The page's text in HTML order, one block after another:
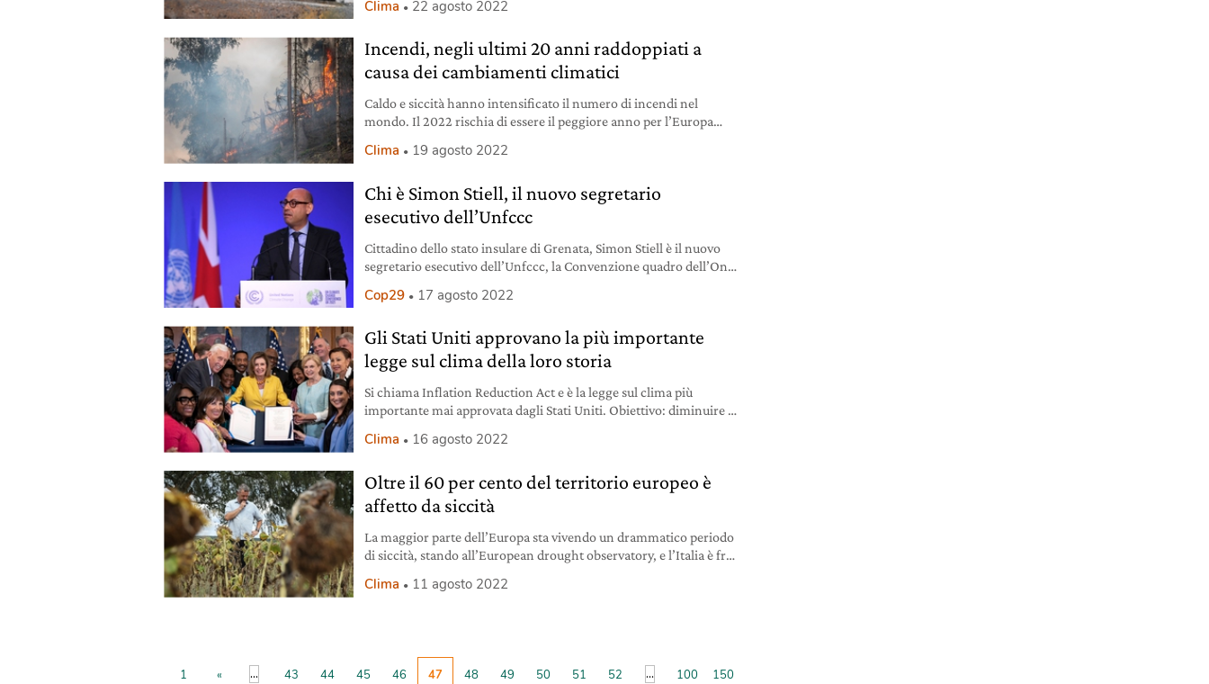
Clima 22 agosto 2022
Incendi, negli ultimi 20 anni raddoppiati a
causa dei cambiamenti climatici
Caldo e siccità hanno intensificato il numero di incendi nel
mondo. Il 2022 rischia di essere il peggiore anno per l’Europa
Clima 19 agosto 2022
Chi è Simon Stiell, il nuovo segretario
esecutivo dell’Unfccc
Cittadino dello stato insulare di Grenata, Simon Stiell è il nuovo
segretario esecutivo dell’Unfccc, la Convenzione quadro dell’Onu
Cop29 17 agosto 2022
Gli Stati Uniti approvano la più importante
legge sul clima della loro storia
Si chiama Inflation Reduction Act e è la legge sul clima più
importante mai approvata dagli Stati Uniti. Obiettivo: diminuire le
Clima 16 agosto 2022
Oltre il 60 per cento del territorio europeo è
affetto da siccità
La maggior parte dell’Europa sta vivendo un drammatico periodo
di siccità, stando all’European drought observatory, e l’Italia è fra i
Clima 11 agosto 2022
1 « ... 43 44 45 46 47 48 49 50 51 52 ... 100 150